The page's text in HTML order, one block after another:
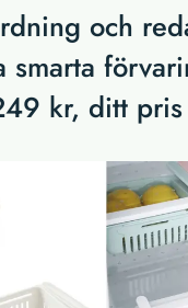
och
smarta
kr, ditt